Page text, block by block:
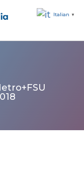
Italian ▼